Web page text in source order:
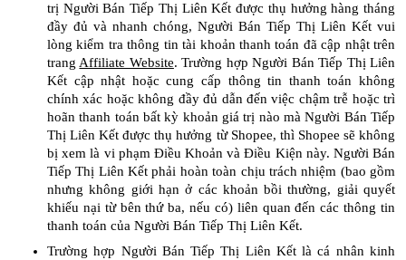
trị Người Bán Tiếp Thị Liên Kết được thụ hưởng hàng tháng
đầy đủ và nhanh chóng, Người Bán Tiếp Thị Liên Kết vui
lòng kiểm tra thông tin tài khoản thanh toán đã cập nhật trên
trangAffiliate Website. Trường hợp Người Bán Tiếp Thị Liên
Kết cập nhật hoặc cung cấp thông tin thanh toán không
chính xác hoặc không đầy đủ dẫn đến việc chậm trễ hoặc trì
hoãn thanh toán bất kỳ khoản giá trị nào mà Người Bán Tiếp
Thị Liên Kết được thụ hưởng từ Shopee, thì Shopee sẽ không
bị xem là vi phạm Điều Khoản và Điều Kiện này. Người Bán
Tiếp Thị Liên Kết phải hoàn toàn chịu trách nhiệm (bao gồm
nhưng không giới hạn ở các khoản bồi thường, giải quyết
khiếu nại từ bên thứ ba, nếu có) liên quan đến các thông tin
thanh toán của Người Bán Tiếp Thị Liên Kết.
Trường hợp Người Bán Tiếp Thị Liên Kết là cá nhân kinh